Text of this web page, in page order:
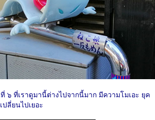
๖ ที่เราดูมานี้ต่างไปจากนี้มาก มีความโมเอะ ยุค
ปลี่ยนไปเยอะ